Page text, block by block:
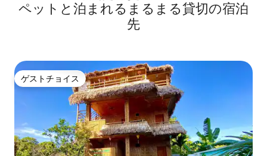
ペットと泊まれるまるまる貸切の宿泊
先
ゲストチョイス
ゲストチョイス